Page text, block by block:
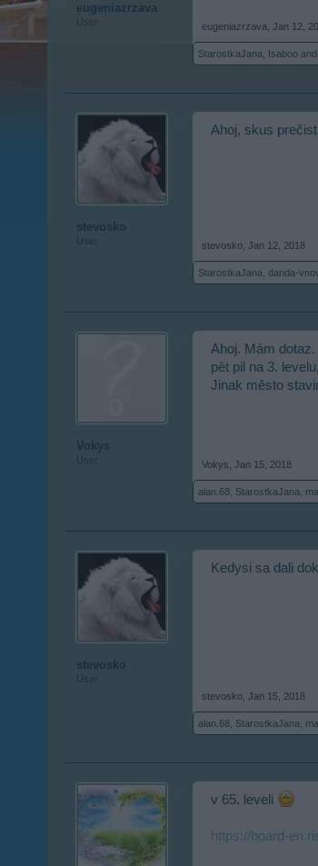
eugeniazrzava
User eugeniazrzava Jan 12,
StarostkaJana Isaboo and
stevosko
User
Ahoj, skus
stevosko Jan 12, 2018
StarostkaJana danda-
Vokys
User
Ahoj. Mám
pět pil na 3.
Jinak město
Vokys Jan 15, 2018
alan.68 StarostkaJana
stevosko
User
Kedysi sa dali
stevosko Jan 15, 2018
alan.68 StarostkaJana
v 65. leveli
https://board-